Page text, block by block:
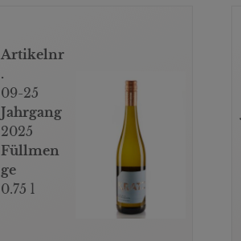
Artikelnr
.
09-25
Jahrgang
2025
Füllmen
ge
0.75 l